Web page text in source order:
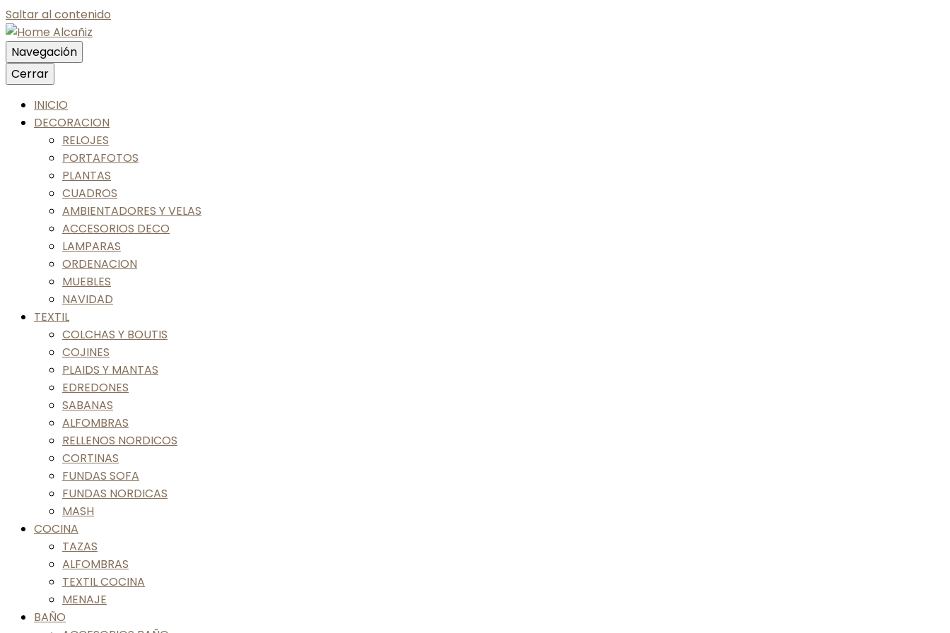
Saltar al contenido
Home Alcañiz
Nos gusta tu casa, nos gustas tú
Navegación
Cerrar
INICIO
DECORACION
RELOJES
PORTAFOTOS
PLANTAS
CUADROS
AMBIENTADORES Y VELAS
ACCESORIOS DECO
LAMPARAS
ORDENACION
MUEBLES
NAVIDAD
TEXTIL
COLCHAS Y BOUTIS
COJINES
PLAIDS Y MANTAS
EDREDONES
SABANAS
ALFOMBRAS
RELLENOS NORDICOS
CORTINAS
FUNDAS SOFA
FUNDAS NORDICAS
MASH
COCINA
TAZAS
ALFOMBRAS
TEXTIL COCINA
MENAJE
BAÑO